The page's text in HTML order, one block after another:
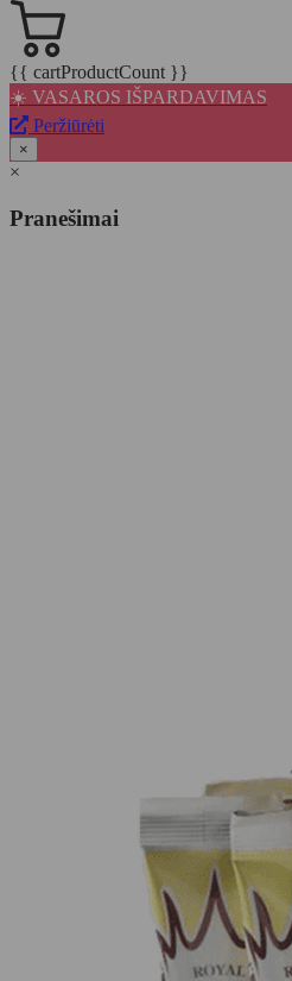
{{ cartProductCount }}
☀️ VASAROS IŠPARDAVIMAS
Peržiūrėti
×
×
Pranešimai